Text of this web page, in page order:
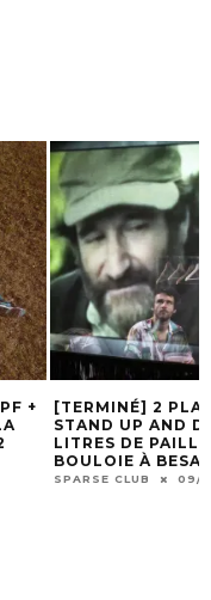
+
[TERMINÉ] 2
STAND UP AND
LITRES DE
BOULOIE À
SPARSE CLUB 09/